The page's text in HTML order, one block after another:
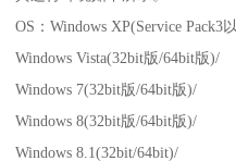
OS：Windows XP(Service Pack3
Windows Vista(32bit版/64bit版)/
Windows 7(32bit版/64bit版)/
Windows 8(32bit版/64bit版)/
Windows 8.1(32bit/64bit)/